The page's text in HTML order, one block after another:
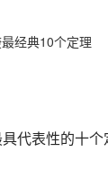
经典10个定理
代表性的十